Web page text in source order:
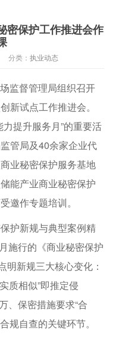
密保护工作推进会作
分类： 执业动态
监督管理局组织召开
新试点工作推进会。
提升服务月”的重要活
管局及40余家企业代
业秘密保护服务基地
能产业商业秘密保护
邀作专题培训。
护新规与典型案例精
施行的《商业秘密保护
明新规三大核心变化：
质相似”即推定侵
、保密措施要求“合
规自查的关键环节。